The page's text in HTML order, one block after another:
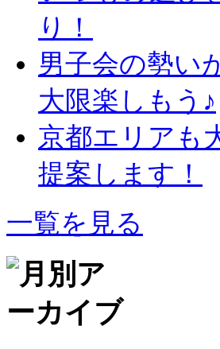
り！
男子会の勢い
大限楽しもう♪
京都エリアも
提案します！
一覧を見る